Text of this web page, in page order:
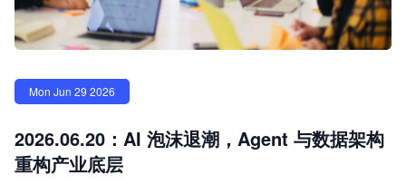
Mon Jun 29 2026
2026.06.20：AI 泡沫退潮，Agent 与数据架构
重构产业底层